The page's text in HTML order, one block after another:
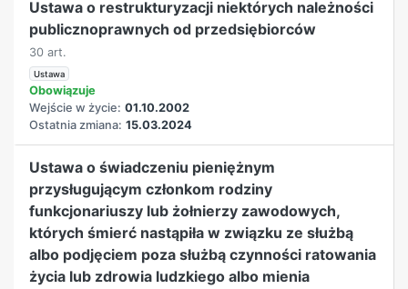
Ustawa o restrukturyzacji niektórych należności
publicznoprawnych od przedsiębiorców
30 art.
Ustawa
Obowiązuje
Wejście w życie: 01.10.2002
Ostatnia zmiana: 15.03.2024
Ustawa o świadczeniu pieniężnym
przysługującym członkom rodziny
funkcjonariuszy lub żołnierzy zawodowych,
których śmierć nastąpiła w związku ze służbą
albo podjęciem poza służbą czynności ratowania
życia lub zdrowia ludzkiego albo mienia